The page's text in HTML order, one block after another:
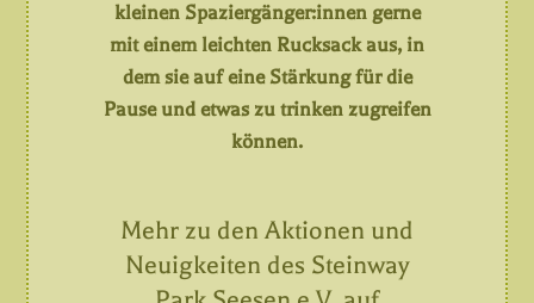
kleinen Spaziergänger:innen gerne
mit einem leichten Rucksack aus, in
dem sie auf eine Stärkung für die
Pause und etwas zu trinken zugreifen
können.
Mehr zu den Aktionen und
Neuigkeiten des Steinway